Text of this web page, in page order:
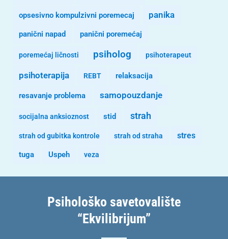
opsesivno kompulzivni poremecaj panika
panični napad panični poremećaj
poremećaj ličnosti psiholog psihoterapeut
psihoterapija REBT relaksacija
resavanje problema samopouzdanje
socijalna anksioznost stid strah
strah od gubitka kontrole strah od straha stres
tuga Uspeh veza
Psihološko savetovalište
“Ekvilibrijum”